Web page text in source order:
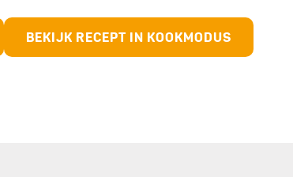
BEKIJK RECEPT IN KOOKMODUS